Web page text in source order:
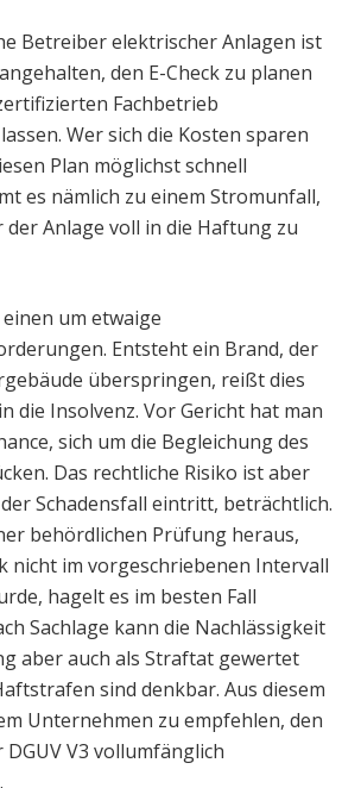
Betreiber elektrischer Anlagen ist
den E-Check zu planen
Fachbetrieb
Wer sich die Kosten sparen
Plan möglichst schnell
es nämlich zu einem Stromunfall,
Anlage voll in die Haftung zu
um etwaige
Entsteht ein Brand, der
überspringen, reißt dies
die Insolvenz. Vor Gericht hat man
sich um die Begleichung des
Das rechtliche Risiko ist aber
Schadensfall eintritt, beträchtlich.
behördlichen Prüfung heraus,
nicht im vorgeschriebenen Intervall
hagelt es im besten Fall
Sachlage kann die Nachlässigkeit
aber auch als Straftat gewertet
sind denkbar. Aus diesem
Unternehmen zu empfehlen, den
V3 vollumfänglich